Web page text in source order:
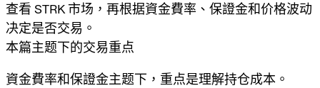
查看 STRK 市场，再根据資金費率、保證金和价格波动
决定是否交易。
本篇主题下的交易重点
資金費率和保證金主题下，重点是理解持仓成本。